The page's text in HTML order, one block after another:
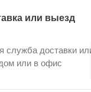
или выезд
служба доставки
или в офис